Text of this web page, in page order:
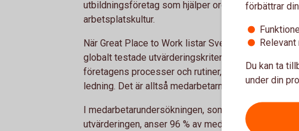
utbildningsföretag som hjälper organisationer att
arbetsplatskultur.
När Great Place to Work listar Sveriges och
globalt testade utvärderingskriterier. Rankningen
företagens processer och rutiner, men också på
ledning. Det är alltså medarbetarna själva som
I medarbetarundersökningen, som utgör en stor del
utvärderingen, anser 96 % av medarbetarna att
förbättrar
Du kan ta
under din